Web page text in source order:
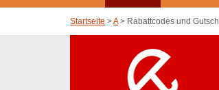
Startseite >A> Rabattcodes und